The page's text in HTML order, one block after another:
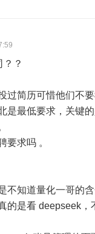
？
过简历可惜他们不要
是最低要求，关键
要求吗 。
不知道量化一哥的
的是看 deepseek，